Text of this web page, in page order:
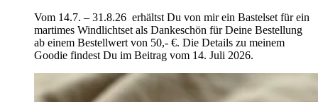
Vom 14.7. – 31.8.26 erhältst Du von mir ein Bastelset für ein
martimes Windlichtset als Dankeschön für Deine Bestellung
ab einem Bestellwert von 50,- €. Die Details zu meinem
Goodie findest Du im Beitrag vom 14. Juli 2026.